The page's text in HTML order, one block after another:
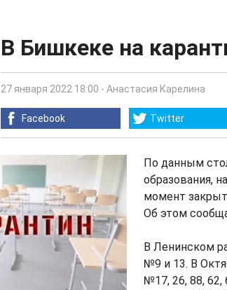
В Бишкеке на
27 января 2022 18:00 - Анастасия Карелина
Facebook Twitter
По данным
образования,
момент
Об этом
В Ленинском
№9 и 13. В
№17, 26, 88,